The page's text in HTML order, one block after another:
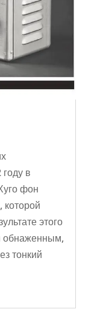
в
фон
этого
обнаженным,
тонкий